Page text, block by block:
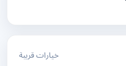
خيارات قريبة